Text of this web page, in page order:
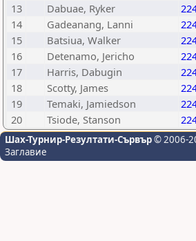
13
Dabuae, Ryker
14
Gadeanang, Lanni
15
Batsiua, Walker
16
Detenamo, Jericho
17
Harris, Dabugin
18
Scotty, James
19
Temaki, Jamiedson
20
Tsiode, Stanson
Шах-Турнир-Резултати-Сървър© 2006-
Заглавие